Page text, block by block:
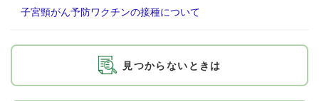
子宮頸がん予防ワクチンの接種について
見つからないときは